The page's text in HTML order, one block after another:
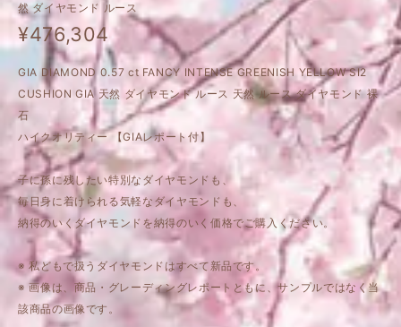
然 ダイヤモンド ルース
¥476,304
GIA DIAMOND 0.57 ct FANCY INTENSE GREENISH YELLOW SI2
CUSHION GIA 天然 ダイヤモンド ルース 天然 ルース ダイヤモンド 裸
石
ハイクオリティー 【GIAレポート付】
子に孫に残したい特別なダイヤモンドも、
毎日身に着けられる気軽なダイヤモンドも、
納得のいくダイヤモンドを納得のいく価格でご購入ください。
※ 私どもで扱うダイヤモンドはすべて新品です。
※ 画像は、商品・グレーディングレポートともに、サンプルではなく当
該商品の画像です。